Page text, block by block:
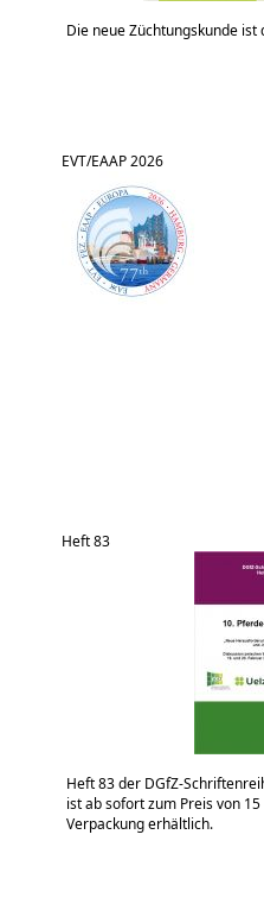
Die neue Züchtungskunde ist
EVT/EAAP 2026
Heft 83
Heft 83 der DGfZ-
ist ab sofort zum Preis von
Verpackung erhältlich.